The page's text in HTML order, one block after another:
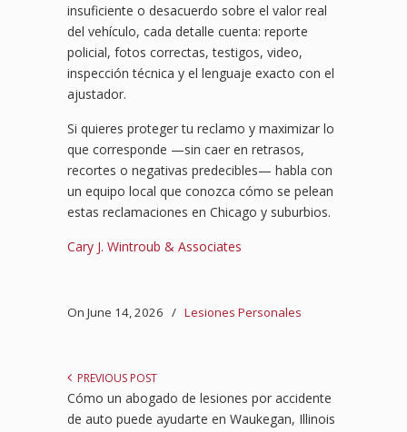
insuficiente o desacuerdo sobre el valor real
del vehículo, cada detalle cuenta: reporte
policial, fotos correctas, testigos, video,
inspección técnica y el lenguaje exacto con el
ajustador.
Si quieres proteger tu reclamo y maximizar lo
que corresponde —sin caer en retrasos,
recortes o negativas predecibles— habla con
un equipo local que conozca cómo se pelean
estas reclamaciones en Chicago y suburbios.
Cary J. Wintroub & Associates
On June 14, 2026 / Lesiones Personales
PREVIOUS POST
Cómo un abogado de lesiones por accidente
de auto puede ayudarte en Waukegan, Illinois